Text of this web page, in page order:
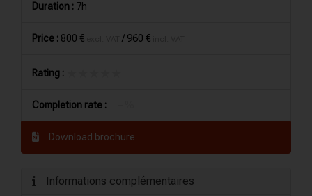
Duration : 7h
Price : 800 € /960 €
Rating :
Completion rate :
Download brochure
Informations complémentaires